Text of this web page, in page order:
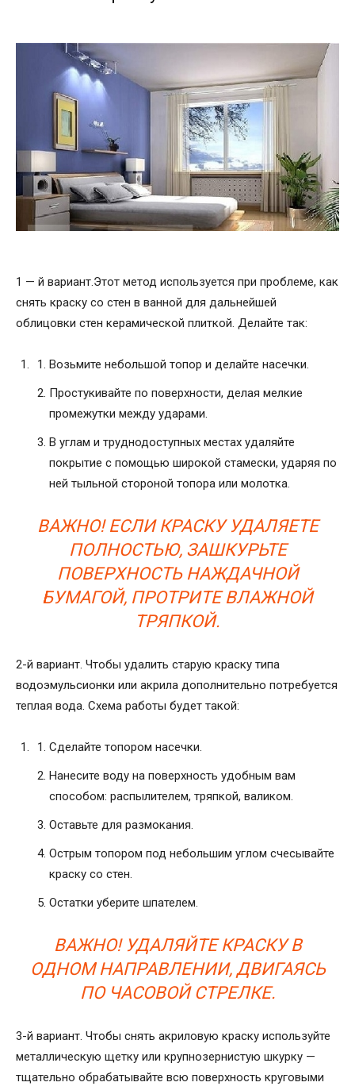
1 — й вариант.Этот метод используется при проблеме, как
снять краску со стен в ванной для дальнейшей
облицовки стен керамической плиткой. Делайте так:
Возьмите небольшой топор и делайте насечки.
Простукивайте по поверхности, делая мелкие
промежутки между ударами.
В углам и труднодоступных местах удаляйте
покрытие с помощью широкой стамески, ударяя по
ней тыльной стороной топора или молотка.
ВАЖНО! ЕСЛИ КРАСКУ УДАЛЯЕТЕ
ПОЛНОСТЬЮ, ЗАШКУРЬТЕ
ПОВЕРХНОСТЬ НАЖДАЧНОЙ
БУМАГОЙ, ПРОТРИТЕ ВЛАЖНОЙ
ТРЯПКОЙ.
2-й вариант. Чтобы удалить старую краску типа
водоэмульсионки или акрила дополнительно потребуется
теплая вода. Схема работы будет такой:
Сделайте топором насечки.
Нанесите воду на поверхность удобным вам
способом: распылителем, тряпкой, валиком.
Оставьте для размокания.
Острым топором под небольшим углом счесывайте
краску со стен.
Остатки уберите шпателем.
ВАЖНО! УДАЛЯЙТЕ КРАСКУ В
ОДНОМ НАПРАВЛЕНИИ, ДВИГАЯСЬ
ПО ЧАСОВОЙ СТРЕЛКЕ.
3-й вариант. Чтобы снять акриловую краску используйте
металлическую щетку или крупнозернистую шкурку —
тщательно обрабатывайте всю поверхность круговыми